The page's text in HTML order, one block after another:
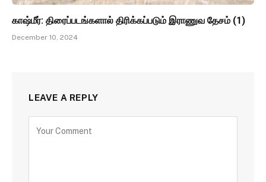
காஷ்மீர்: திரைப்படங்களால் திரிக்கப்படும் இராணுவ தேசம் (1)
December 10, 2024
LEAVE A REPLY